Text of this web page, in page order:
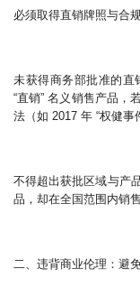
必须取得直销牌照与合
未获得商务部批准的直
“直销” 名义销售产品，
法（如 2017 年 “权健事
不得超出获批区域与产
品，却在全国范围内销
二、违背商业伦理：避